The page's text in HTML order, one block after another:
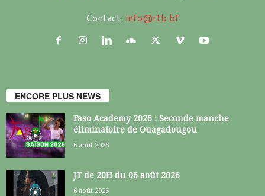
Contact: info@rtb.bf
ENCORE PLUS NEWS
Faso Academy 2026 : Seconde manche
éliminatoire de Ouagadougou
6 août 2026
JT de 20H du 06 août 2026
6 août 2026